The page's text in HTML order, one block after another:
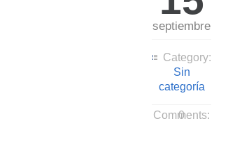
septiembre
Category:
Sin
categoría
Comments:
0